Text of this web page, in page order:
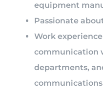
equipment
Passionate
Work
communication
departments,
communications